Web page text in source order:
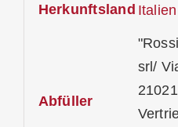
Herkunftsland Italien
Abfüller
srl/